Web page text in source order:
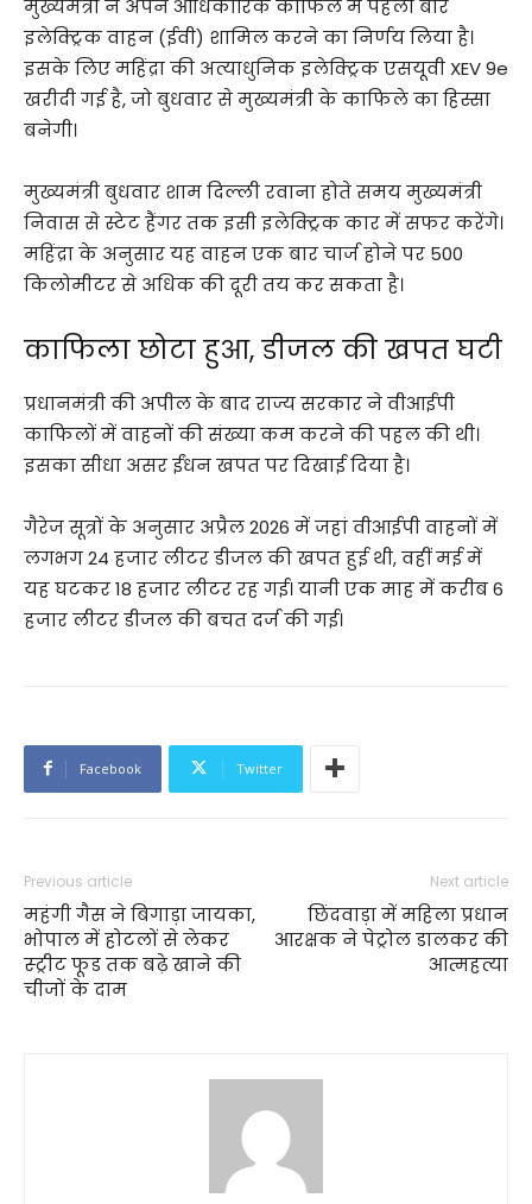
मुख्यमंत्री ने अपने आधिकारिक काफिले में पहली बार
इलेक्ट्रिक वाहन (ईवी) शामिल करने का निर्णय लिया है।
इसके लिए महिंद्रा की अत्याधुनिक इलेक्ट्रिक एसयूवी XEV 9e
खरीदी गई है, जो बुधवार से मुख्यमंत्री के काफिले का हिस्सा
बनेगी।
मुख्यमंत्री बुधवार शाम दिल्ली रवाना होते समय मुख्यमंत्री
निवास से स्टेट हैंगर तक इसी इलेक्ट्रिक कार में सफर करेंगे।
महिंद्रा के अनुसार यह वाहन एक बार चार्ज होने पर 500
किलोमीटर से अधिक की दूरी तय कर सकता है।
काफिला छोटा हुआ, डीजल की खपत घटी
प्रधानमंत्री की अपील के बाद राज्य सरकार ने वीआईपी
काफिलों में वाहनों की संख्या कम करने की पहल की थी।
इसका सीधा असर ईंधन खपत पर दिखाई दिया है।
गैरेज सूत्रों के अनुसार अप्रैल 2026 में जहां वीआईपी वाहनों में
लगभग 24 हजार लीटर डीजल की खपत हुई थी, वहीं मई में
यह घटकर 18 हजार लीटर रह गई। यानी एक माह में करीब 6
हजार लीटर डीजल की बचत दर्ज की गई।
Facebook Twitter
Previous article
महंगी गैस ने बिगाड़ा जायका,
भोपाल में होटलों से लेकर
स्ट्रीट फूड तक बढ़े खाने की
चीजों के दाम
Next article
छिंदवाड़ा में महिला प्रधान
आरक्षक ने पेट्रोल डालकर की
आत्महत्या